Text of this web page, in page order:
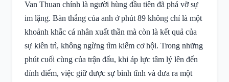
Van Thuan chính là người hùng đầu tiên đã phá vỡ sự
im lặng. Bàn thắng của anh ở phút 89 không chỉ là một
khoảnh khắc cá nhân xuất thần mà còn là kết quả của
sự kiên trì, không ngừng tìm kiếm cơ hội. Trong những
phút cuối cùng của trận đấu, khi áp lực tâm lý lên đến
đỉnh điểm, việc giữ được sự bình tĩnh và đưa ra một